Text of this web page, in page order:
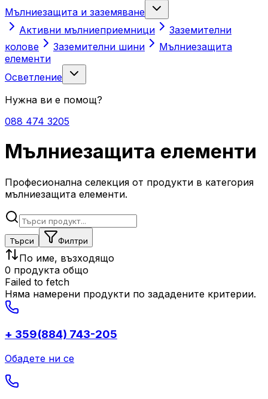
Мълниезащита и заземяване
Активни мълниеприемници
Заземителни
колове
Заземителни шини
Мълниезащита
елементи
Осветление
Нужна ви е помощ?
088 474 3205
Мълниезащита елементи
Професионална селекция от продукти в категория
мълниезащита елементи.
Търси Филтри
По име, възходящо
0 продукта общо
Failed to fetch
Няма намерени продукти по зададените критерии.
+ 359(884) 743-205
Обадете ни се